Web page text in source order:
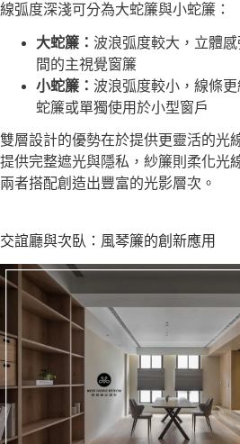
線弧度深淺可分為大蛇簾與小蛇簾：
大蛇簾： 波浪弧度較大，立體
間的主視覺窗簾
小蛇簾： 波浪弧度較小，線條
蛇簾或單獨使用於小型窗戶
雙層設計的優勢在於提供更靈活的光
提供完整遮光與隱私，紗簾則柔化光
兩者搭配創造出豐富的光影層次。
交誼廳與次臥：風琴簾的創新應用